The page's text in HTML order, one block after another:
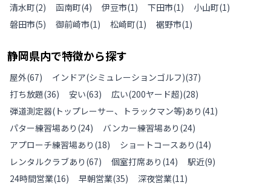
清水町(2) 函南町(4) 伊豆市(1) 下田市(1) 小山町(1)
磐田市(5) 御前崎市(1) 松崎町(1) 裾野市(1)
静岡県内で特徴から探す
屋外(67) インドア(シミュレーションゴルフ)(37)
打ち放題(36) 安い(63) 広い(200ヤード超)(28)
弾道測定器(トップレーサー、トラックマン等)あり (41)
パター練習場あり (24) バンカー練習場あり (24)
アプローチ練習場あり (18) ショートコースあり (14)
レンタルクラブあり (67) 個室打席あり (14) 駅近(9)
24時間営業(16) 早朝営業(35) 深夜営業(11)